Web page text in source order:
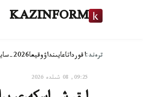
KAZINFORM
ترەند:اقورداتاعايىنداۋوقيعا2026-سايلاۋ
09:25, 08 شىلدە 2026